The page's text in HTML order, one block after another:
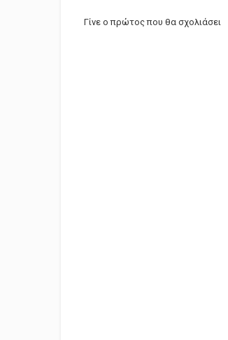
Γίνε ο πρώτος που θα σχολιάσει